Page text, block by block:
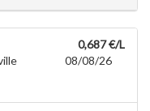
0,687 €/L
08/08/26